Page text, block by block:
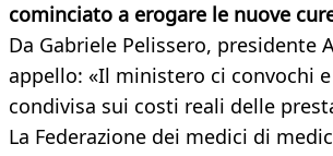
cominciato a erogare le nuove
Da Gabriele Pelissero, presidente
appello: «Il ministero ci convochi e
condivisa sui costi reali delle
La Federazione dei medici di